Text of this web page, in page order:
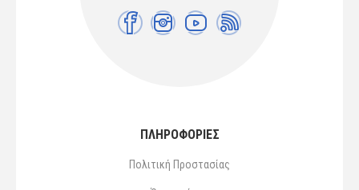
ΠΛΗΡΟΦΟΡΙΕΣ
Πολιτική Προστασίας